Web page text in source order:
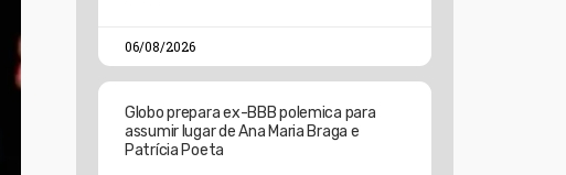
06/08/2026
Globo prepara ex-BBB polemica para
assumir lugar de Ana Maria Braga e
Patrícia Poeta